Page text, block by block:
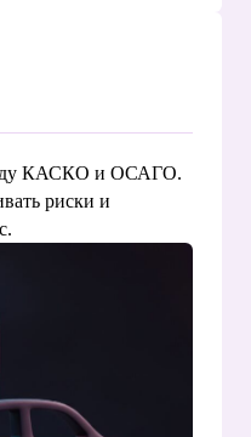
КАСКО и ОСАГО.
риски и